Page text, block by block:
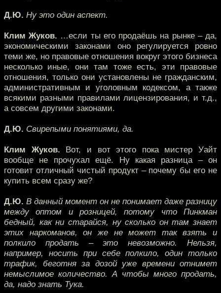
Д.Ю. Ну это один аспект.
Клим Жуков. …если ты его продаёшь на рынке – да,
экономическими законами оно регулируется ровно
теми же, но правовые отношения вокруг этого бизнеса
несколько иные, они там тоже есть, эти правовые
отношения, только они установлены не гражданским,
административным и уголовным кодексом, а также
всякими разными правилами лицензирования, и т.д.,
а совсем другими законами.
Д.Ю. Свирепыми понятиями, да.
Клим Жуков. Вот, и вот этого пока мистер Уайт
вообще не прочухал ещё. Ну какая разница – он
готовит отличный чистый продукт – почему бы его не
купить всем сразу же?
Д.Ю. В данный момент он не понимает даже разницу
между оптом и розницей, потому что Пинкман
бедный, как ни старайся, ну сколько он там знает
этих наркоманов, он же не может так взять и
полкило продать – это невозможно. Нельзя,
например, носить при себе полкило, один только
трафик, беготня за дозой уже времени отнимет
немыслимое количество. А чтобы много продать,
да, надо знать Тука.